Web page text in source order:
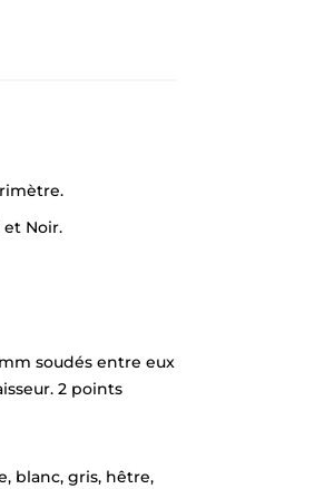
et Noir.
soudés entre eux
2 points
blanc, gris, hêtre,